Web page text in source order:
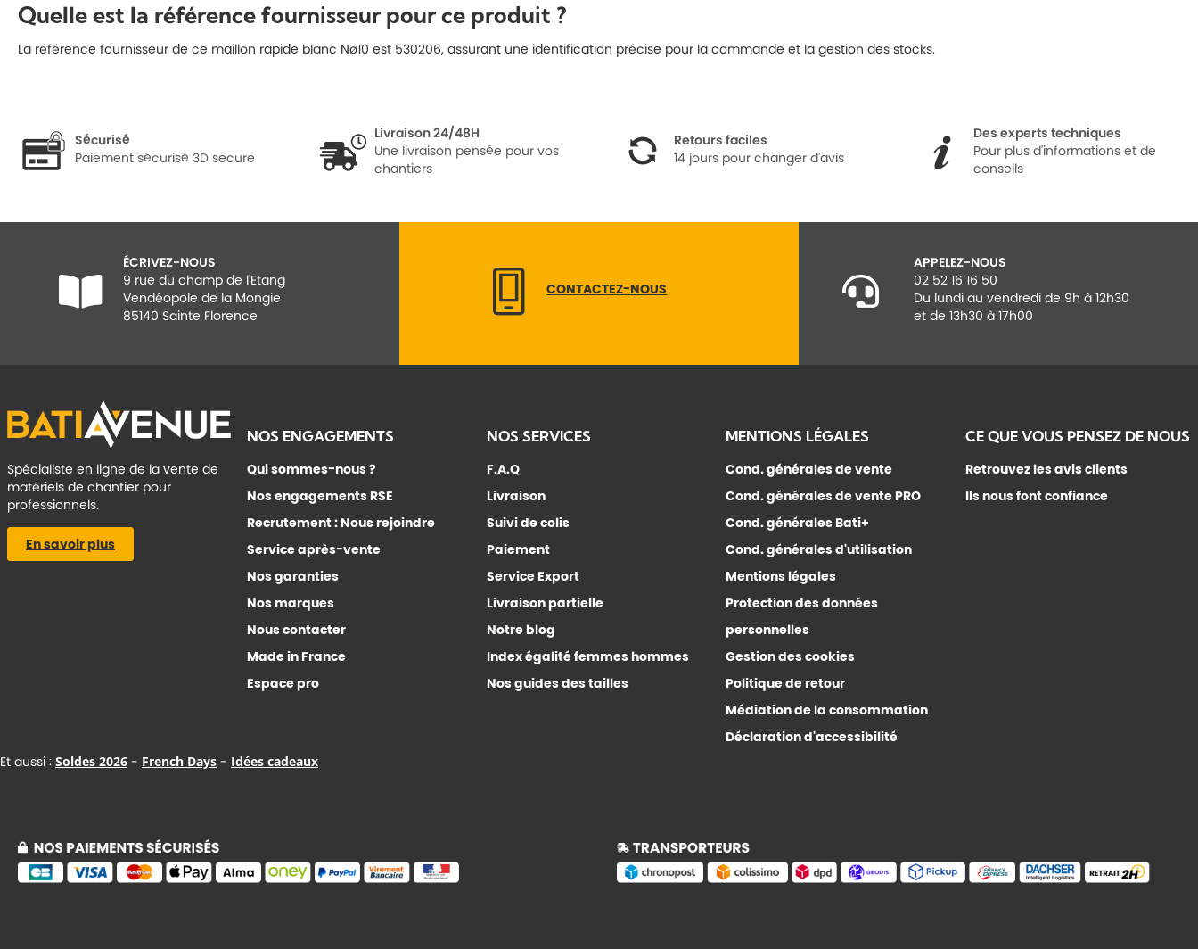
Quelle est la référence fournisseur pour ce produit ?
La référence fournisseur de ce maillon rapide blanc Nø10 est 530206, assurant une identification précise pour la commande et la gestion des stocks.
Sécurisé
Paiement sécurisé 3D secure
Livraison 24/48H
Une livraison pensée pour vos
chantiers
Retours faciles
14 jours pour changer d'avis
Des experts techniques
Pour plus d'informations et de
conseils
ÉCRIVEZ-NOUS
9 rue du champ de l'Etang
Vendéopole de la Mongie
85140 Sainte Florence
CONTACTEZ-NOUS
APPELEZ-NOUS
02 52 16 16 50
Du lundi au vendredi de 9h à 12h30
et de 13h30 à 17h00
Spécialiste en ligne de la vente de
matériels de chantier pour
professionnels.
En savoir plus
NOS ENGAGEMENTS
Qui sommes-nous ?
Nos engagements RSE
Recrutement : Nous rejoindre
Service après-vente
Nos garanties
Nos marques
Nous contacter
Made in France
Espace pro
NOS SERVICES
F.A.Q
Livraison
Suivi de colis
Paiement
Service Export
Livraison partielle
Notre blog
Index égalité femmes hommes
Nos guides des tailles
MENTIONS LÉGALES
Cond. générales de vente
Cond. générales de vente PRO
Cond. générales Bati+
Cond. générales d'utilisation
Mentions légales
Protection des données
personnelles
Gestion des cookies
Politique de retour
Médiation de la consommation
Déclaration d'accessibilité
CE QUE VOUS PENSEZ DE NOUS
Retrouvez les avis clients
Ils nous font confiance
Et aussi : Soldes 2026 - French Days - Idées cadeaux